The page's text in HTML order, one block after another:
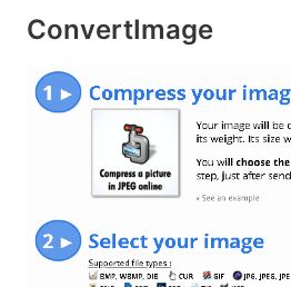
ConvertImage